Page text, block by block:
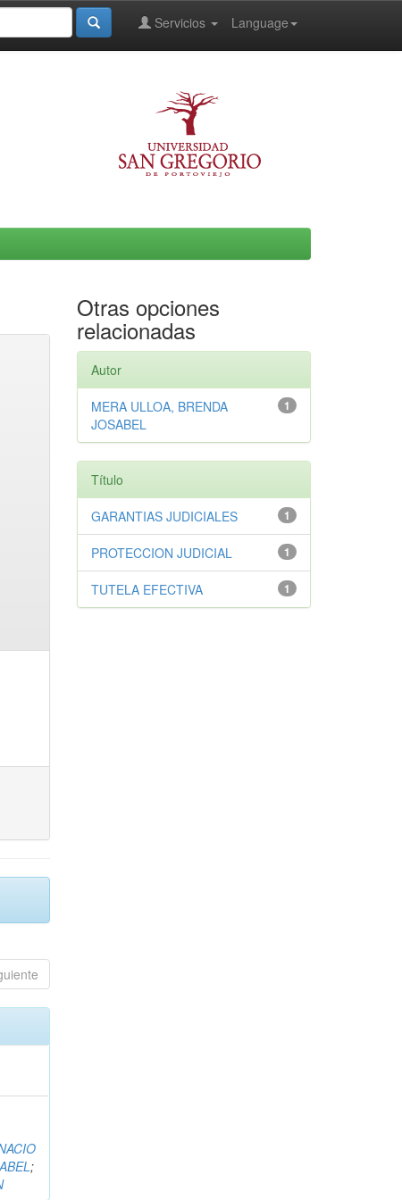
Language
Servicios
;
Otras opciones
relacionadas
Autor
1
MERA ULLOA, BRENDA
JOSABEL
Título
1
GARANTIAS JUDICIALES
1
PROTECCION JUDICIAL
1
TUTELA EFECTIVA